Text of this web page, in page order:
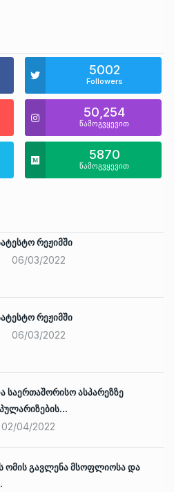
5002
Followers
50,254
წამოგვყევით
5870
წამოგვყევით
რეჟიმში
06/03/2022
რეჟიმში
06/03/2022
ასპარეზზე
02/04/2022
ომის გავლენა მსოფლიოსა და